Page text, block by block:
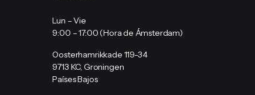
Lun – Vie
9:00 – 17:00 (Hora de Ámsterdam)
Oosterhamrikkade 119-34
9713 KC, Groningen
Países Bajos